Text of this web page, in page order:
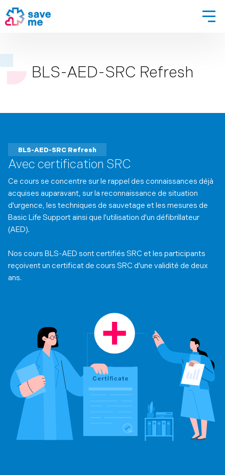
BLS-AED-SRC Refresh
BLS-AED-SRC Refresh
Avec certification SRC
Ce cours se concentre sur le rappel des connaissances déjà
acquises auparavant, sur la reconnaissance de situation
d'urgence, les techniques de sauvetage et les mesures de
Basic Life Support ainsi que l'utilisation d'un défibrillateur
(AED).
Nos cours BLS-AED sont certifiés SRC et les participants
reçoivent un certificat de cours SRC d'une validité de deux
ans.